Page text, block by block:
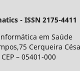
- ISSN 2175-4411
em Saúde
Cerqueira
– 05401-000